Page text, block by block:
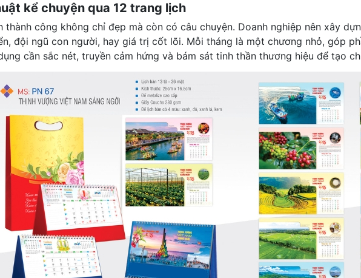
kể chuyện qua 12 trang lịch
thành công không chỉ đẹp mà còn có câu chuyện. Doanh nghiệp nên xây
đội ngũ con người, hay giá trị cốt lõi. Mỗi tháng là một chương nhỏ, góp
cần sắc nét, truyền cảm hứng và bám sát tinh thần thương hiệu để tạo